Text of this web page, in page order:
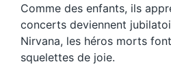
Comme des enfants, ils
concerts deviennent
Nirvana, les héros morts
squelettes de joie.